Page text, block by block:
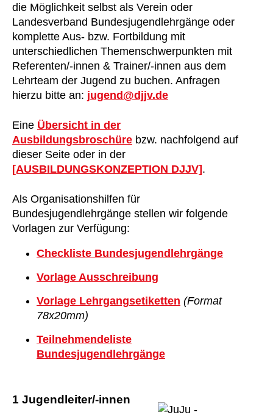
die Möglichkeit selbst als Verein oder
Landesverband Bundesjugendlehrgänge oder
komplette Aus- bzw. Fortbildung mit
unterschiedlichen Themenschwerpunkten mit
Referenten/-innen & Trainer/-innen aus dem
Lehrteam der Jugend zu buchen. Anfragen
hierzu bitte an: jugend@djjv.de
Eine Übersicht in der
Ausbildungsbroschüre bzw. nachfolgend auf
dieser Seite oder in der
[AUSBILDUNGSKONZEPTION DJJV].
Als Organisationshilfen für
Bundesjugendlehrgänge stellen wir folgende
Vorlagen zur Verfügung:
Checkliste Bundesjugendlehrgänge
Vorlage Ausschreibung
Vorlage Lehrgangsetiketten (Format
78x20mm)
Teilnehmendeliste
Bundesjugendlehrgänge
1 Jugendleiter/-innen